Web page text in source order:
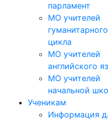
парламент
МО учителей
гуманитарного
цикла
МО учителей
английского
МО учителей
начальной
Ученикам
Информация